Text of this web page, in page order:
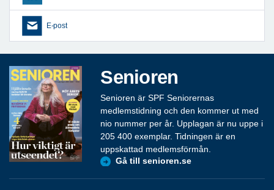
E-post
Senioren
Senioren är SPF Seniorernas
medlemstidning och den kommer ut med
nio nummer per år. Upplagan är nu uppe i
205 400 exemplar. Tidningen är en
uppskattad medlemsförmån.
Gå till senioren.se